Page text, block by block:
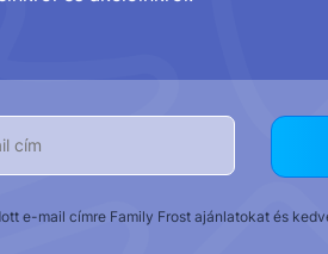
e-mail címre Family Frost ajánlatokat és